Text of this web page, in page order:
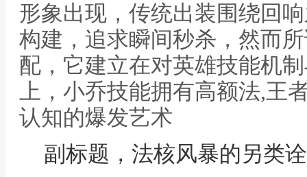
形象出现，传统出装围绕回
构建，追求瞬间秒杀，然而
配，它建立在对英雄技能机
上，小乔技能拥有高额法,王
认知的爆发艺术
副标题，法核风暴的另类